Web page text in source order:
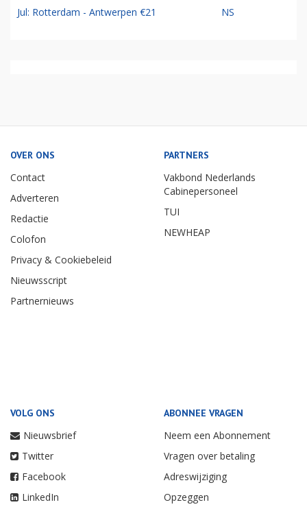
Jul: Rotterdam - Antwerpen €21 NS
OVER ONS
Contact
Adverteren
Redactie
Colofon
Privacy & Cookiebeleid
Nieuwsscript
Partnernieuws
PARTNERS
Vakbond Nederlands
Cabinepersoneel
TUI
NEWHEAP
VOLG ONS
Nieuwsbrief
Twitter
Facebook
LinkedIn
ABONNEE VRAGEN
Neem een Abonnement
Vragen over betaling
Adreswijziging
Opzeggen